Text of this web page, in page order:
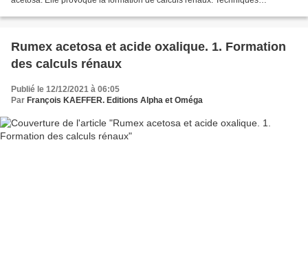
Rumex acetosa et acide oxalique. 1. Formation
des calculs rénaux
Publié le 12/12/2021 à 06:05
Par François KAEFFER. Editions Alpha et Oméga